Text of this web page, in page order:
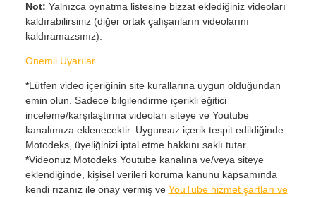
Not: Yalnızca oynatma listesine bizzat eklediğiniz videoları
kaldırabilirsiniz (diğer ortak çalışanların videolarını
kaldıramazsınız).
Önemli Uyarılar
*Lütfen video içeriğinin site kurallarına uygun olduğundan
emin olun. Sadece bilgilendirme içerikli eğitici
inceleme/karşılaştırma videoları siteye ve Youtube
kanalımıza eklenecektir. Uygunsuz içerik tespit edildiğinde
Motodeks, üyeliğinizi iptal etme hakkını saklı tutar.
*Videonuz Motodeks Youtube kanalına ve/veya siteye
eklendiğinde, kişisel verileri koruma kanunu kapsamında
kendi rızanız ile onay vermiş ve YouTube hizmet şartları ve